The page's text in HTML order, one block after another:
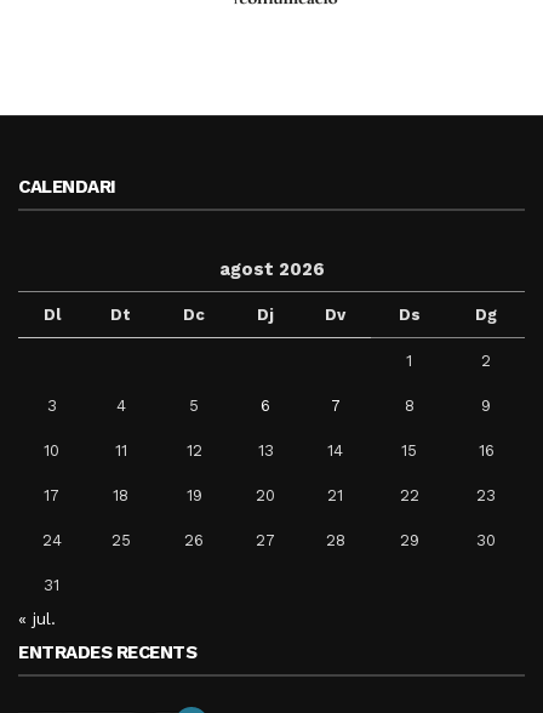
CALENDARI
agost 2026
Dl Dt Dc Dj Dv Ds Dg
1 2
3 4 5 6 7 8 9
10 11 12 13 14 15 16
17 18 19 20 21 22 23
24 25 26 27 28 29 30
31
« jul.
ENTRADES RECENTS